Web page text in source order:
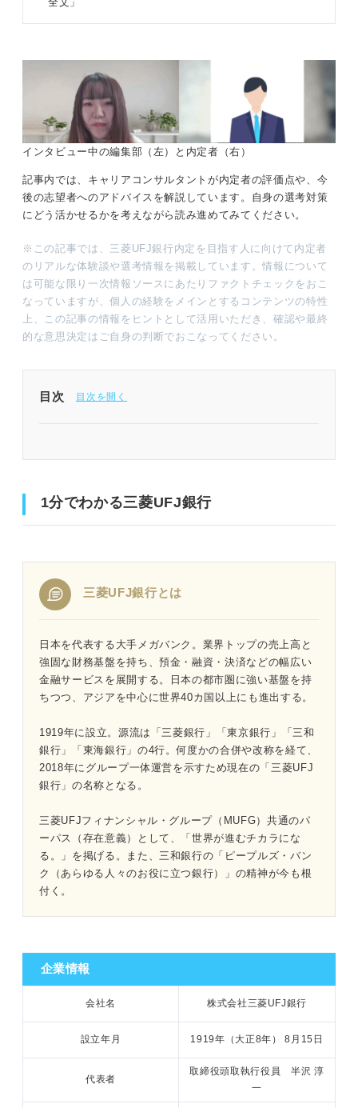
インタビュー中の編集部（左）と内定者（右）
記事内では、キャリアコンサルタントが内定者の評価点や、今
後の志望者へのアドバイスを解説しています。自身の選考対策
にどう活かせるかを考えながら読み進めてみてください。
※この記事では、三菱UFJ銀行内定を目指す人に向けて内定者
のリアルな体験談や選考情報を掲載しています。情報について
は可能な限り一次情報ソースにあたりファクトチェックをおこ
なっていますが、個人の経験をメインとするコンテンツの特性
上、この記事の情報をヒントとして活用いただき、確認や最終
的な意思決定はご自身の判断でおこなってください。
目次
三菱UFJ銀行の選考スケジュール
【内定者に聞く】Webテストの得点率
プ面接
インターン
【内定者の実回答あり】本選考ESの質問と
回答
一次面接
二次面接
内定者が考える「勝因」
③「育ち」や真面目さのアピール
1分でわかる三菱UFJ銀行
三菱UFJ銀行とは
日本を代表する大手メガバンク。業界トップの売上高と
強固な財務基盤を持ち、預金・融資・決済などの幅広い
金融サービスを展開する。日本の都市圏に強い基盤を持
ちつつ、アジアを中心に世界40カ国以上にも進出する。
1919年に設立。源流は「三菱銀行」「東京銀行」「三和
銀行」「東海銀行」の4行。何度かの合併や改称を経て、
2018年にグループ一体運営を示すため現在の「三菱UFJ
銀行」の名称となる。
三菱UFJフィナンシャル・グループ（MUFG）共通のパ
ーパス（存在意義）として、「世界が進むチカラにな
る。」を掲げる。また、三和銀行の「ピープルズ・バン
ク（あらゆる人々のお役に立つ銀行）」の精神が今も根
付く。
会社名 株式会社三菱UFJ銀行
設立年月 1919年（大正8年） 8月15日
代表者
取締役頭取執行役員 半沢 淳
一
企業情報
1分でわかる三菱UFJ銀行